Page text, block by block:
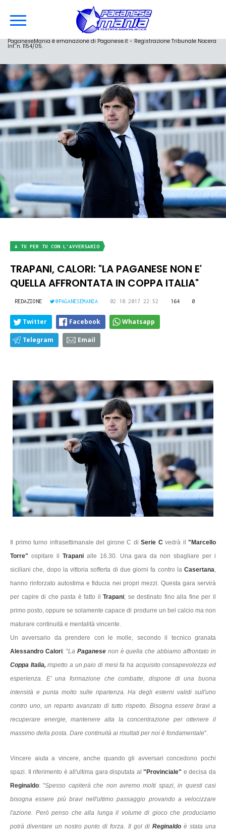
PaganeseMania è emanazione di Paganese.it - Registrazione Tribunale Nocera
Inf. n. 1154/05.
A TU PER TU CON L'AVVERSARIO
TRAPANI, CALORI: "LA PAGANESE NON E'
QUELLA AFFRONTATA IN COPPA ITALIA"
REDAZIONE @PAGANESEMANIA 02.10.2017 22:52 164 0
Twitter Facebook Whatsapp
Telegram Email
Il primo turno infrasettimanale del girone C di Serie Cvedrà il "Marcello
Torre" ospitare il Trapanialle 16.30. Una gara da non sbagliare per i
siciliani che, dopo la vittoria sofferta di due giorni fa contro la Casertana,
hanno rinforzato autostima e fiducia nei propri mezzi. Questa gara servirà
per capire di che pasta è fatto ilTrapani; se destinato fino alla fine per il
primo posto, oppure se solamente capace di produrre un bel calcio ma non
maturare continuità e mentalità vincente.
Un avversario da prendere con le molle, secondo il tecnico granata
Alessandro Calori: "La Paganesenon è quella che abbiamo affrontato in
Coppa Italia,rispetto a un paio di mesi fa ha acquisito consapevolezza ed
esperienza. E' una formazione che combatte, dispone di una buona
intensità e punta molto sulle ripartenza. Ha degli esterni validi sull'uno
contro uno, un reparto avanzato di tutto rispetto. Bisogna essere bravi a
recuperare energie, mantenere alta la concentrazione per ottenere il
massimo della posta. Dare continuità ai risultati per noi è fondamentale".
Vincere aiuta a vincere, anche quando gli avversari concedono pochi
spazi. Il riferimento è all'ultima gara disputata al"Provinciale" e decisa da
Reginaldo: "Spesso capiterà che non avremo molti spazi, in questi casi
bisogna essere più bravi nell'ultimo passaggio provando a velocizzare
l'azione. Però penso che alla lunga il volume di gioco che produciamo
potrà diventare un nostro punto di forza. Il gol di Reginaldoè stata una